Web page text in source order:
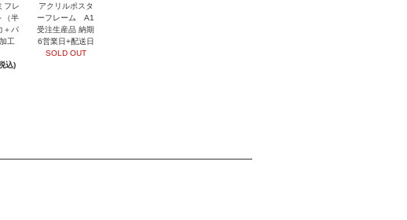
フレ
（半
＋パ
工
込)
アクリルポスタ
ーフレーム A1
受注生産品 納期
6営業日+配送日
SOLD OUT